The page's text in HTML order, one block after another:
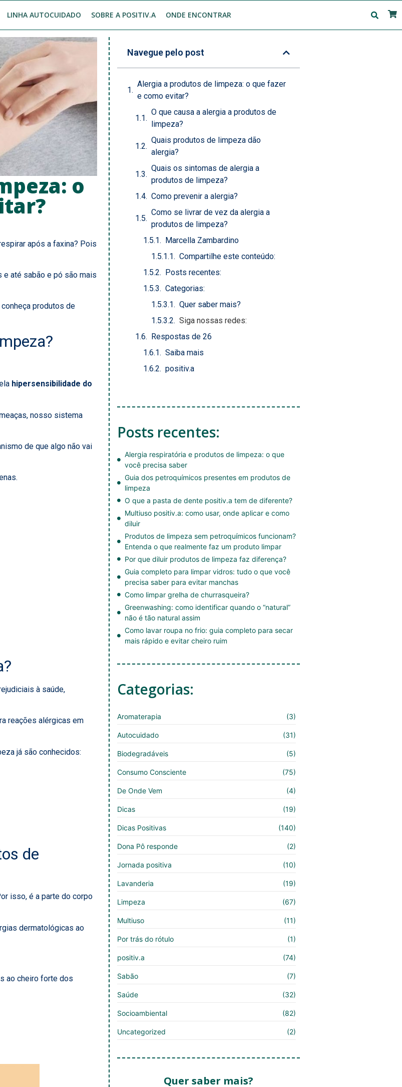
LINHA AUTOCUIDADO SOBRE A POSITIV.A ONDE ENCONTRAR
o
após a faxina? Pois
e até sabão e pó são mais
produtos de
hipersensibilidade do
nosso sistema
de que algo não vai
à saúde,
reações alérgicas em
já são conhecidos:
de
isso, é a parte do corpo
dermatológicas ao
ao cheiro forte dos
Navegue pelo post
Alergia a produtos de limpeza: o que fazer
e como evitar?
O que causa a alergia a produtos de
limpeza?
Quais produtos de limpeza dão
alergia?
Quais os sintomas de alergia a
produtos de limpeza?
Como prevenir a alergia?
Como se livrar de vez da alergia a
produtos de limpeza?
Marcella Zambardino
Compartilhe este conteúdo:
Posts recentes:
Categorias:
Quer saber mais?
Siga nossas redes:
Respostas de 26
Saiba mais
positiv.a
Posts recentes:
Alergia respiratória e produtos de limpeza: o que
você precisa saber
Guia dos petroquímicos presentes em produtos de
limpeza
O que a pasta de dente positiv.a tem de diferente?
Multiuso positiv.a: como usar, onde aplicar e como
diluir
Produtos de limpeza sem petroquímicos funcionam?
Entenda o que realmente faz um produto limpar
Por que diluir produtos de limpeza faz diferença?
Guia completo para limpar vidros: tudo o que você
precisa saber para evitar manchas
Como limpar grelha de churrasqueira?
Greenwashing: como identificar quando o “natural”
não é tão natural assim
Como lavar roupa no frio: guia completo para secar
mais rápido e evitar cheiro ruim
Categorias:
Aromaterapia (3)
Autocuidado (31)
Biodegradáveis (5)
Consumo Consciente (75)
De Onde Vem (4)
Dicas (19)
Dicas Positivas (140)
Dona Pô responde (2)
Jornada positiva (10)
Lavanderia (19)
Limpeza (67)
Multiuso (11)
Por trás do rótulo (1)
positiv.a (74)
Sabão (7)
Saúde (32)
Socioambiental (82)
Uncategorized (2)
Quer saber mais?